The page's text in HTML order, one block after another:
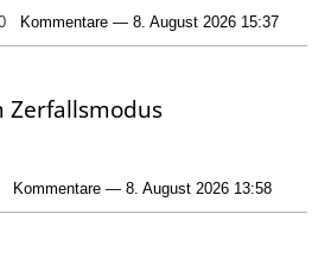
Kommentare — 8. August 2026 15:37
Zerfallsmodus
Kommentare — 8. August 2026 13:58